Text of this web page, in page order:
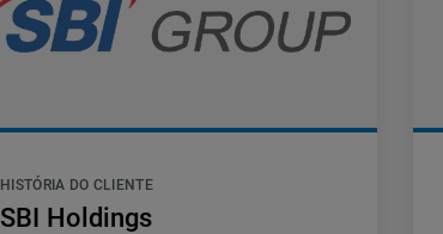
HISTÓRIA DO CLIENTE
SBI Holdings